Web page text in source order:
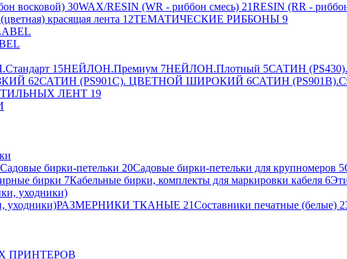
восковой) 30WAX/RESIN (WR - риббон смесь) 21RESIN (RR -
красящая лента 12ТЕМАТИЧЕСКИЕ РИББОНЫ 9
15НЕЙЛОН.Премиум 7НЕЙЛОН.Плотный 5САТИН
62САТИН (PS901C). ЦВЕТНОЙ ШИРОКИЙ 6САТИН
ЛЕНТ 19
Садовые бирки-петельки 20Садовые бирки-петельки для крупномеров 5
бирки 7Кабельные бирки, комплекты для маркировки кабеля 6
уходники)РАЗМЕРНИКИ ТКАНЫЕ 21Составники печатные (белые)